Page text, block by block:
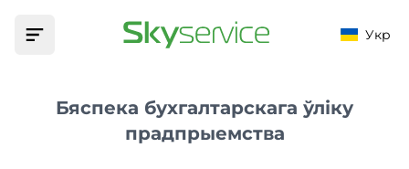
Укр
Галоўная
Бяспека бухгалтарскага ўліку
прадпрыемства